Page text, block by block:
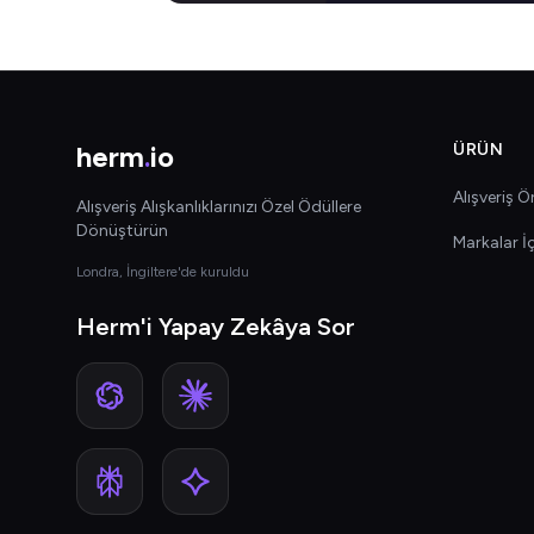
herm.io
Alışveriş Alışkanlıklarınızı Özel Ödüllere
Dönüştürün
Londra, İngiltere'de kuruldu
Herm'i Yapay Zekâya Sor
ÜRÜN
Alışveriş
Markalar